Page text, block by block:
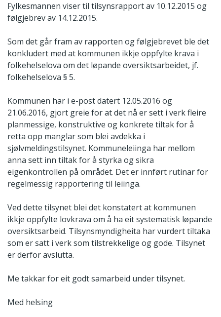
Fylkesmannen viser til tilsynsrapport av 10.12.2015 og
følgjebrev av 14.12.2015.
Som det går fram av rapporten og følgjebrevet ble det
konkludert med at kommunen ikkje oppfylte krava i
folkehelselova om det løpande oversiktsarbeidet, jf.
folkehelselova § 5.
Kommunen har i e-post datert 12.05.2016 og
21.06.2016, gjort greie for at det nå er sett i verk fleire
planmessige, konstruktive og konkrete tiltak for å
retta opp manglar som blei avdekka i
sjølvmeldingstilsynet. Kommuneleiinga har mellom
anna sett inn tiltak for å styrka og sikra
eigenkontrollen på området. Det er innført rutinar for
regelmessig rapportering til leiinga.
Ved dette tilsynet blei det konstatert at kommunen
ikkje oppfylte lovkrava om å ha eit systematisk løpande
oversiktsarbeid. Tilsynsmyndigheita har vurdert tiltaka
som er satt i verk som tilstrekkelige og gode. Tilsynet
er derfor avslutta.
Me takkar for eit godt samarbeid under tilsynet.
Med helsing